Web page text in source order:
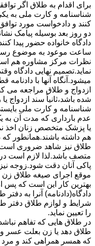
برای اقدام به طلاق اگر
شناسنامه و کارت ملی به
کنند و دادخواست مورد
دو روز بعد بوسیله پیامک
دادگاه خانواده حضور پیدا
ساعت موعود به موضوع
نظرات مرکز مشاوره هم
نماید.تصمیم نهایی دادگاه
میشود.آنگاه آنها با
ازدواج و طلاق مراجعه می
شده باشد،ثانیاً سند
شناسنامه و کارت ملی
عدم بارداری که مدت آن به
یا پزشک متخصص زنان اخذ
هم داشته باشند.همانطور
طلاق نیز شاهد ضروری است
متصف باشد.لذا لازم
پاکی آنان دقت شود.زوجه نیز
موقع اجرای صیغه طلاق زن
بهترین کار این است که پس
دادگاه(دادنامه) آنرا به
شرایط و لوازم طلاق دفتر
را تعیین نماید.
در طلاق هایی که تفاهم
طلاق دهد یا زن بعلت عسر و
که همسر همراهی کند و مرد